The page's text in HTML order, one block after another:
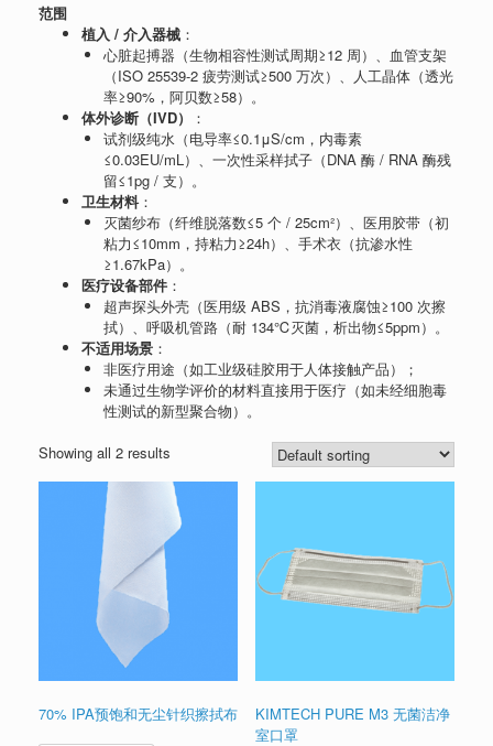
范围
植入 / 介入器械 ：
心脏起搏器（生物相容性测试周期≥12 周）、血管支架
（ISO 25539-2 疲劳测试≥500 万次）、人工晶体（透光
率≥90%，阿贝数≥58）。
体外诊断（IVD）
：
试剂级纯水（电导率≤0.1μS/cm，内毒素
≤0.03EU/mL）、一次性采样拭子（DNA 酶 / RNA 酶残
留≤1pg / 支）。
卫生材料：
灭菌纱布（纤维脱落数≤5 个 / 25cm²）、医用胶带（初
粘力≤10mm，持粘力≥24h）、手术衣（抗渗水性
≥1.67kPa）。
医疗设备部件 ：
超声探头外壳（医用级 ABS，抗消毒液腐蚀≥100 次擦
拭）、呼吸机管路（耐 134℃灭菌，析出物≤5ppm）。
不适用场景 ：
非医疗用途（如工业级硅胶用于人体接触产品）；
未通过生物学评价的材料直接用于医疗（如未经细胞毒
性测试的新型聚合物）。
Showing all 2 results
70% IPA预饱和无尘针织擦拭布
KIMTECH PURE M3 无菌洁净
室口罩